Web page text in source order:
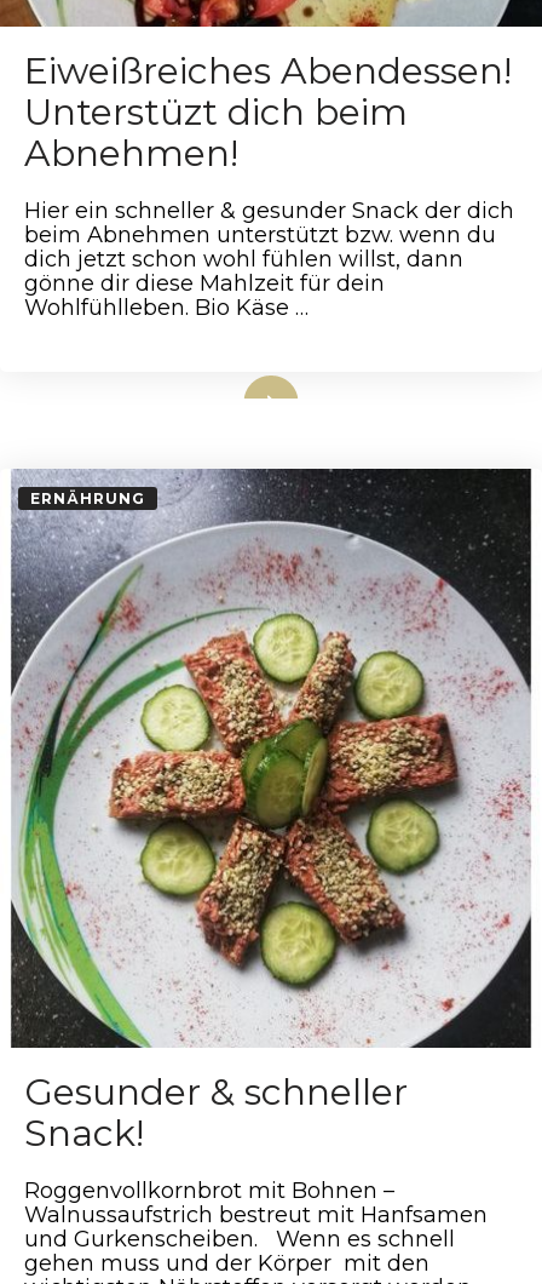
Eiweißreiches Abendessen!
Unterstüzt dich beim
Abnehmen!
Hier ein schneller & gesunder Snack der dich
beim Abnehmen unterstützt bzw. wenn du
dich jetzt schon wohl fühlen willst, dann
gönne dir diese Mahlzeit für dein
Wohlfühlleben. Bio Käse …
ERNÄHRUNG
Gesunder & schneller
Snack!
Roggenvollkornbrot mit Bohnen –
Walnussaufstrich bestreut mit Hanfsamen
und Gurkenscheiben. Wenn es schnell
gehen muss und der Körper mit den